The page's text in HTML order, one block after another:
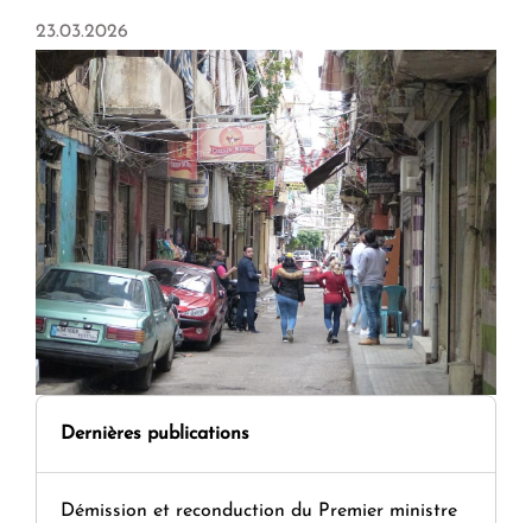
23.03.2026
Dernières publications
Démission et reconduction du Premier ministre